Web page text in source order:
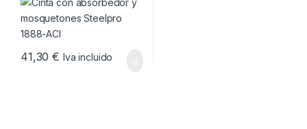
41,30€ Iva incluido